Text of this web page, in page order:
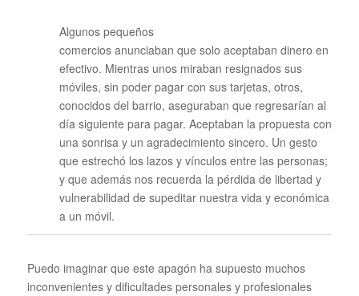
Algunos pequeños
comercios anunciaban que solo aceptaban dinero en
efectivo. Mientras unos miraban resignados sus
móviles, sin poder pagar con sus tarjetas, otros,
conocidos del barrio, aseguraban que regresarían al
día siguiente para pagar. Aceptaban la propuesta con
una sonrisa y un agradecimiento sincero. Un gesto
que estrechó los lazos y vínculos entre las personas;
y que además nos recuerda la pérdida de libertad y
vulnerabilidad de supeditar nuestra vida y económica
a un móvil.
Puedo imaginar que este apagón ha supuesto muchos
inconvenientes y dificultades personales y profesionales